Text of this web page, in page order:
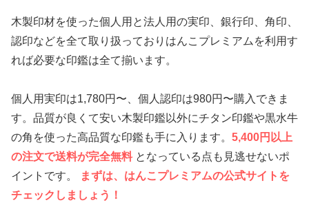
木製印材を使った個人用と法人用の実印、銀行印、角印、
認印などを全て取り扱っておりはんこプレミアムを利用す
れば必要な印鑑は全て揃います。
個人用実印は1,780円〜、個人認印は980円〜購入できま
す。品質が良くて安い木製印鑑以外にチタン印鑑や黒水牛
の角を使った高品質な印鑑も手に入ります。 5,400円以上
の注文で送料が完全無料となっている点も見逃せないポ
イントです。
まずは、はんこプレミアムの公式サイトを
チェックしましょう！